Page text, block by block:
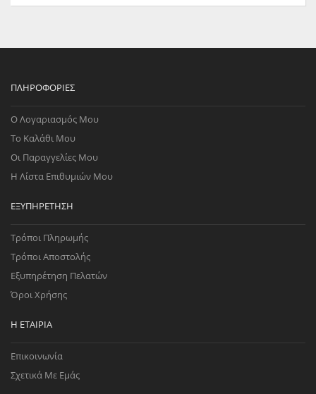
ΠΛΗΡΟΦΟΡΊΕΣ
Ο Λογαριασμός Μου
Το Καλάθι Μου
Οι Παραγγελίες Μου
Η Λίστα Επιθυμιών Μου
ΕΞΥΠΗΡΈΤΗΣΗ
Τρόποι Πληρωμής
Τρόποι Αποστολής
Εξυπηρέτηση Πελατών
Όροι Χρήσης
Η ΕΤΑΙΡΊΑ
Επικοινωνία
Σχετικά Με Εμάς